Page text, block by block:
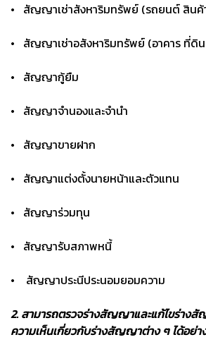
• สัญญาเช่าสังหาริมทรัพย์ (รถยนต์ สินค้
• สัญญาเช่าอสังหาริมทรัพย์ (อาคาร ที่ดิน
• สัญญากู้ยืม
• สัญญาจำนองและจำนำ
• สัญญาขายฝาก
• สัญญาแต่งตั้งนายหน้าและตัวแทน
• สัญญาร่วมทุน
• สัญญารับสภาพหนี้
• สัญญาประนีประนอมยอมความ
2. สามารถตรวจร่างสัญญาและแก้ไขร่าง
ความเห็นเกี่ยวกับร่างสัญญาต่าง ๆ ได้อย่